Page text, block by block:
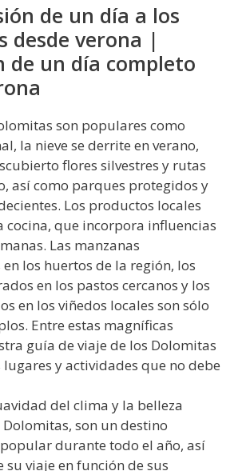
de un día a los
desde verona |
de un día completo
son populares como
la nieve se derrite en verano,
flores silvestres y rutas
así como parques protegidos y
Los productos locales
cocina, que incorpora influencias
Las manzanas
los huertos de la región, los
en los pastos cercanos y los
en los viñedos locales son sólo
Entre estas magníficas
guía de viaje de los Dolomitas
y actividades que no debe
del clima y la belleza
son un destino
durante todo el año, así
viaje en función de sus